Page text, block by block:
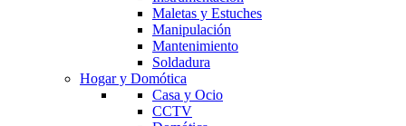
Maletas y Estuches
Manipulación
Mantenimiento
Soldadura
Hogar y Domótica
Casa y Ocio
CCTV